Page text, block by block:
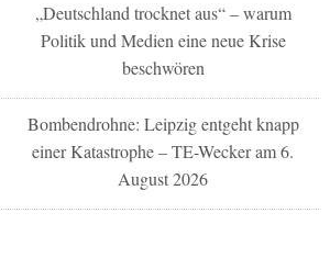
„Deutschland trocknet aus“ – warum
Politik und Medien eine neue Krise
beschwören
Bombendrohne: Leipzig entgeht knapp
einer Katastrophe – TE-Wecker am 6.
August 2026